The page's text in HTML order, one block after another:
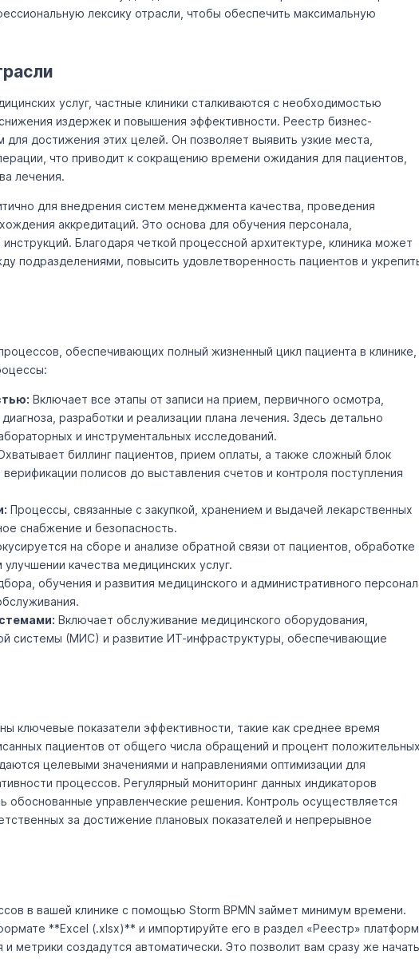
лексику отрасли, чтобы обеспечить максимальную
услуг, частные клиники сталкиваются с необходимостью
издержек и повышения эффективности. Реестр бизнес-
достижения этих целей. Он позволяет выявить узкие места,
что приводит к сокращению времени ожидания для пациентов,
лечения.
для внедрения систем менеджмента качества, проведения
аккредитаций. Это основа для обучения персонала,
Благодаря четкой процессной архитектуре, клиника может
подразделениями, повысить удовлетворенность пациентов и
обеспечивающих полный жизненный цикл пациента в клинике,
Включает все этапы от записи на прием, первичного осмотра,
разработки и реализации плана лечения. Здесь детально
и инструментальных исследований.
биллинг пациентов, прием оплаты, а также сложный блок
полисов до выставления счетов и контроля поступления
Процессы, связанные с закупкой, хранением и выдачей лекарственных
снабжение и безопасность.
на сборе и анализе обратной связи от пациентов, обработке
качества медицинских услуг.
обучения и развития медицинского и административного
Включает обслуживание медицинского оборудования,
системы (МИС) и развитие ИТ-инфраструктуры, обеспечивающие
ключевые показатели эффективности, такие как среднее время
пациентов от общего числа обращений и процент
целевыми значениями и направлениями оптимизации для
процессов. Регулярный мониторинг данных индикаторов
обоснованные управленческие решения. Контроль осуществляется
за достижение плановых показателей и непрерывное
в вашей клинике с помощью Storm BPMN займет минимум времени.
**Excel (.xlsx)** и импортируйте его в раздел «Реестр»
метрики создадутся автоматически. Это позволит вам сразу же начать